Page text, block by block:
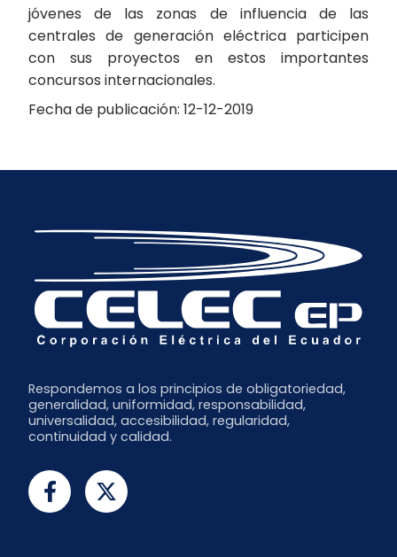
jóvenes de las zonas de influencia de las
centrales de generación eléctrica participen
con sus proyectos en estos importantes
concursos internacionales.
Fecha de publicación: 12-12-2019
Respondemos a los principios de obligatoriedad,
generalidad, uniformidad, responsabilidad,
universalidad, accesibilidad, regularidad,
continuidad y calidad.